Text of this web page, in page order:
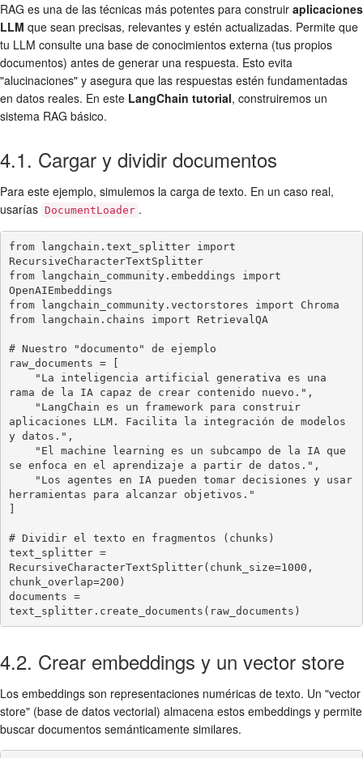
RAG es una de las técnicas más potentes para construir aplicaciones
LLM que sean precisas, relevantes y estén actualizadas. Permite que
tu LLM consulte una base de conocimientos externa (tus propios
documentos) antes de generar una respuesta. Esto evita
"alucinaciones" y asegura que las respuestas estén fundamentadas
en datos reales. En este LangChain tutorial, construiremos un
sistema RAG básico.
4.1. Cargar y dividir documentos
Para este ejemplo, simulemos la carga de texto. En un caso real,
usarías DocumentLoader .
from langchain.text_splitter import
RecursiveCharacterTextSplitter
from langchain_community.embeddings import
OpenAIEmbeddings
from langchain_community.vectorstores import Chroma
from langchain.chains import RetrievalQA
# Nuestro "documento" de ejemplo
raw_documents = [
rama de la IA capaz de crear contenido nuevo.",
aplicaciones LLM. Facilita la integración de modelos
y datos.",
se enfoca en el aprendizaje a partir de datos.",
herramientas para alcanzar objetivos."
# Dividir el texto en fragmentos (chunks)
text_splitter =
RecursiveCharacterTextSplitter(chunk_size=1000,
chunk_overlap=200)
documents =
text_splitter.create_documents(raw_documents)
4.2. Crear embeddings y un vector store
Los embeddings son representaciones numéricas de texto. Un "vector
store" (base de datos vectorial) almacena estos embeddings y permite
buscar documentos semánticamente similares.